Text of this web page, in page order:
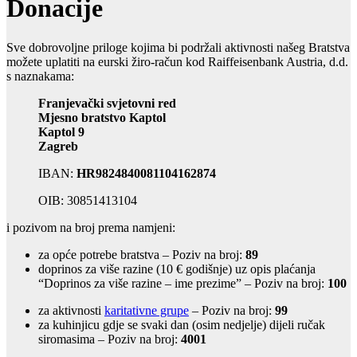
Donacije
Sve dobrovoljne priloge kojima bi podržali aktivnosti našeg Bratstva
možete uplatiti na eurski žiro-račun kod Raiffeisenbank Austria, d.d.
s naznakama:
Franjevački svjetovni red
Mjesno bratstvo Kaptol
Kaptol 9
Zagreb
IBAN: HR9824840081104162874
OIB: 30851413104
i pozivom na broj prema namjeni:
za opće potrebe bratstva – Poziv na broj: 89
doprinos za više razine (10 € godišnje) uz opis plaćanja
“Doprinos za više razine – ime prezime” – Poziv na broj: 100
za aktivnosti karitativne grupe – Poziv na broj: 99
za kuhinjicu gdje se svaki dan (osim nedjelje) dijeli ručak
siromasima – Poziv na broj: 4001